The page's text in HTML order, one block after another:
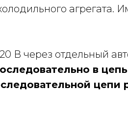
агрегата.
В через отдельный
в
цепи